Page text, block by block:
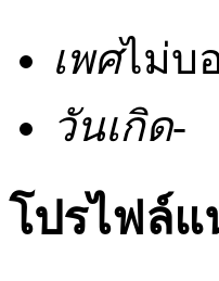
เพศไม่บ
วันเกิด-
โปรไฟล์แ